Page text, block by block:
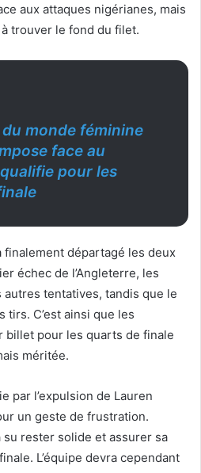
aux attaques nigérianes, mais
trouver le fond du filet.
monde féminine
face au
pour les
finalement départagé les deux
échec de l’Angleterre, les
tentatives, tandis que le
tirs. C’est ainsi que les
billet pour les quarts de finale
méritée.
par l’expulsion de Lauren
un geste de frustration.
su rester solide et assurer sa
L’équipe devra cependant